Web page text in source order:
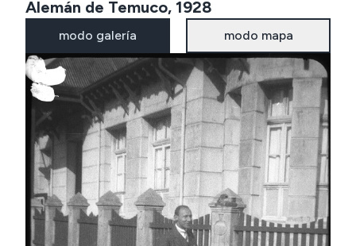
Alemán de Temuco, 1928
modo galería modo mapa